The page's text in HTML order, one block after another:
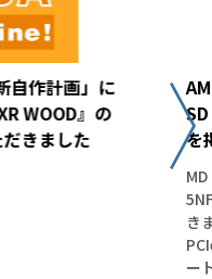
自作計画」に
WOOD』の
きました
を
き
ー